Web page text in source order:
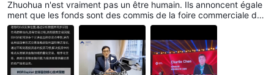
Zhuohua n'est vraiment pas un être humain. Ils annoncent égale
ment que les fonds sont des commis de la foire commerciale de
l'industrie de l'or et de l'argent. C'est tout faux. S'il vous plaît soy
ez prudent Restez à l'écart, méfiez-vous d'être trompé